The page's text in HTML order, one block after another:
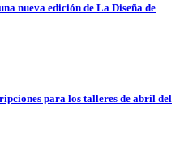
nueva edición de La Diseña de
para los talleres de abril del